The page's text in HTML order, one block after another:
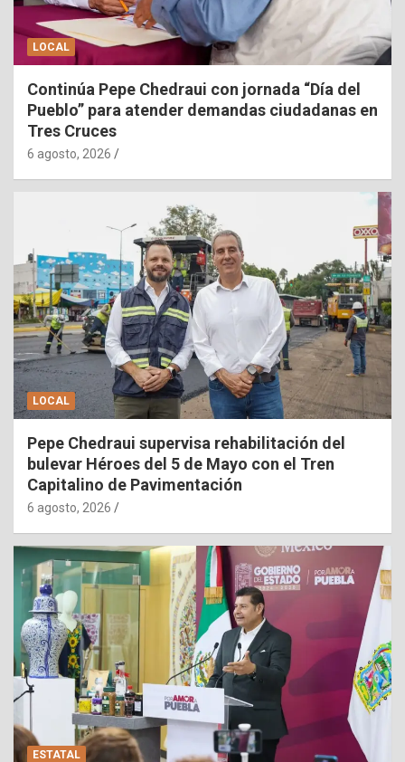
LOCAL
Continúa Pepe Chedraui con jornada “Día del
Pueblo” para atender demandas ciudadanas en
Tres Cruces
6 agosto, 2026
LOCAL
Pepe Chedraui supervisa rehabilitación del
bulevar Héroes del 5 de Mayo con el Tren
Capitalino de Pavimentación
6 agosto, 2026
ESTATAL